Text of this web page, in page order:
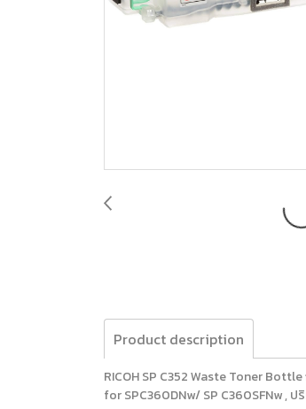
Product description
RICOH SP C352 Waste Toner
for SPC360DNw/ SP C360SFNw ,